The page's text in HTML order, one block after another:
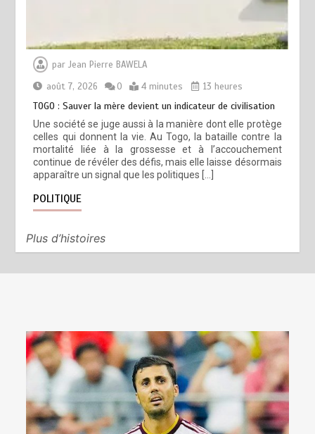
parJean Pierre BAWELA
août 7, 2026
0 4 minutes 13 heures
TOGO : Sauver la mère devient un indicateur de civilisation
Une société se juge aussi à la manière dont elle protège
celles qui donnent la vie. Au Togo, la bataille contre la
mortalité liée à la grossesse et à l’accouchement
continue de révéler des défis, mais elle laisse désormais
apparaître un signal que les politiques […]
POLITIQUE
Plus d’histoires